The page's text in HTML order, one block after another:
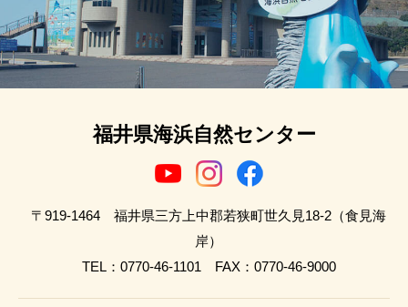
福井県海浜自然センター
〒919-1464 福井県三方上中郡若狭町世久見18-2（食見海
岸）
TEL：0770-46-1101 FAX：0770-46-9000